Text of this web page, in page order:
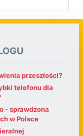
przeszłości?
telefonu dla
- sprawdzona
w Polsce